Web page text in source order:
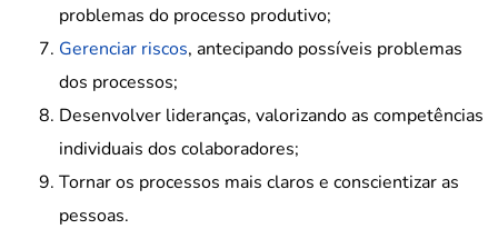
problemas do processo produtivo;
Gerenciar riscos, antecipando possíveis problemas
dos processos;
Desenvolver lideranças, valorizando as competências
individuais dos colaboradores;
Tornar os processos mais claros e conscientizar as
pessoas.